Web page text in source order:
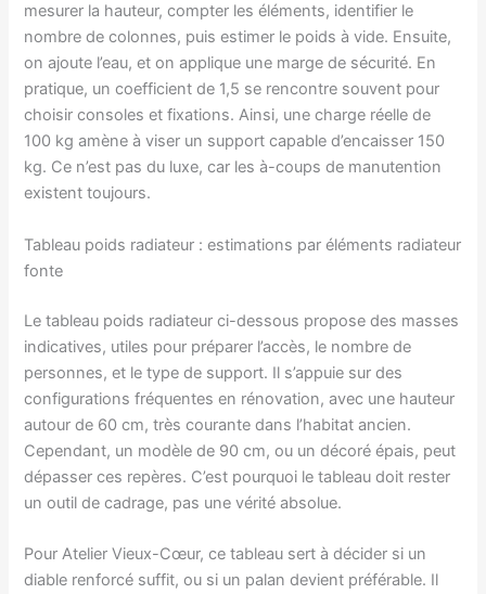
mesurer la hauteur, compter les éléments, identifier le
nombre de colonnes, puis estimer le poids à vide. Ensuite,
on ajoute l’eau, et on applique une marge de sécurité. En
pratique, un coefficient de 1,5 se rencontre souvent pour
choisir consoles et fixations. Ainsi, une charge réelle de
100 kg amène à viser un support capable d’encaisser 150
kg. Ce n’est pas du luxe, car les à-coups de manutention
existent toujours.
Tableau poids radiateur : estimations par éléments radiateur
fonte
Le tableau poids radiateur ci-dessous propose des masses
indicatives, utiles pour préparer l’accès, le nombre de
personnes, et le type de support. Il s’appuie sur des
configurations fréquentes en rénovation, avec une hauteur
autour de 60 cm, très courante dans l’habitat ancien.
Cependant, un modèle de 90 cm, ou un décoré épais, peut
dépasser ces repères. C’est pourquoi le tableau doit rester
un outil de cadrage, pas une vérité absolue.
Pour Atelier Vieux-Cœur, ce tableau sert à décider si un
diable renforcé suffit, ou si un palan devient préférable. Il